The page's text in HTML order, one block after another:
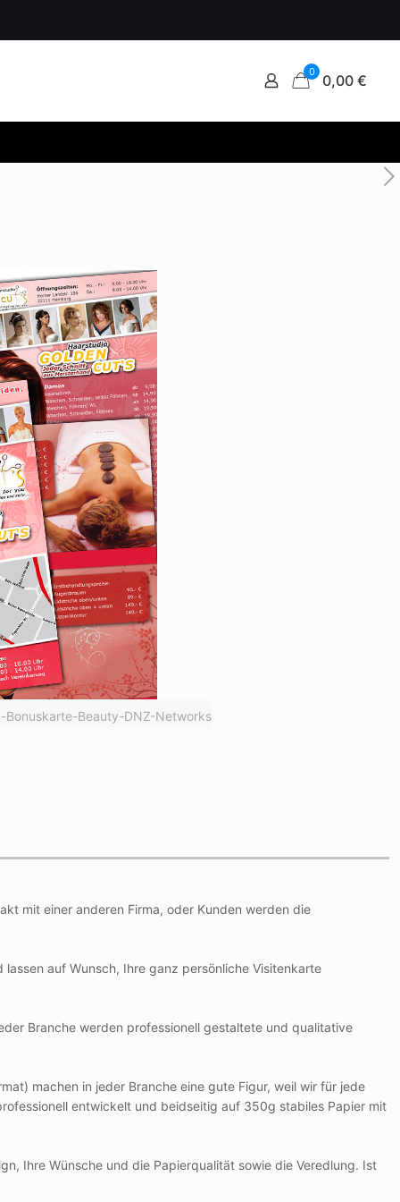
0 0,00 €
Bonuskarte-Beauty-DNZ-Networks
mit einer anderen Firma, oder Kunden werden die
auf Wunsch, Ihre ganz persönliche Visitenkarte
Branche werden professionell gestaltete und qualitative
machen in jeder Branche eine gute Figur, weil wir für jede
entwickelt und beidseitig auf 350g stabiles Papier mit
Ihre Wünsche und die Papierqualität sowie die Veredlung. Ist